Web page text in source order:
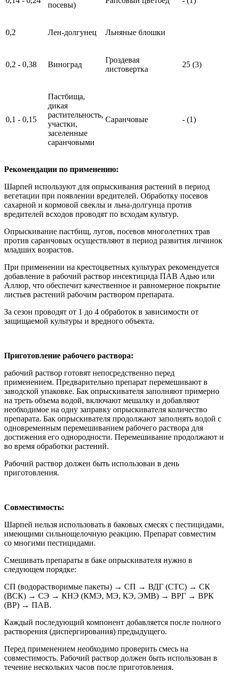
посевы)
0,2 Лен-долгунец Льняные блошки
0,2 - 0,38 Виноград
Гроздевая
листовертка
25 (3)
0,1 - 0,15
Пастбища,
дикая
растительность,
участки,
заселенные
саранчовыми
Саранчовые - (1)
Рекомендации по применению:
Шарпей используют для опрыскивания растений в период
вегетации при появлении вредителей. Обработку посевов
сахарной и кормовой свеклы и льна-долгунца против
вредителей всходов проводят по всходам культур.
Опрыскивание пастбищ, лугов, посевов многолетних трав
против саранчовых осуществляют в период развития личинок
младших возрастов.
При применении на крестоцветных культурах рекомендуется
добавление в рабочий раствор инсектицида ПАВ Адью или
Аллюр, что обеспечит качественное и равномерное покрытие
листьев растений рабочим раствором препарата.
За сезон проводят от 1 до 4 обработок в зависимости от
защищаемой культуры и вредного объекта.
Приготовление рабочего раствора:
рабочий раствор готовят непосредственно перед
применением. Предварительно препарат перемешивают в
заводской упаковке. Бак опрыскивателя заполняют примерно
на треть объема водой, включают мешалку и добавляют
необходимое на одну заправку опрыскивателя количество
препарата. Бак опрыскивателя продолжают заполнять водой с
одновременным перемешиванием рабочего раствора для
достижения его однородности. Перемешивание продолжают и
во время обработки растений.
Рабочий раствор должен быть использован в день
приготовления.
Совместимость:
Шарпей нельзя использовать в баковых смесях с пестицидами,
имеющими сильнощелочную реакцию. Препарат совместим
со многими пестицидами.
Смешивать препараты в баке опрыскивателя нужно в
следующем порядке:
СП (водорастворимые пакеты) → СП → ВДГ (СТС) → СК
(ВСК) → СЭ → КНЭ (КМЭ, МЭ, КЭ, ЭМВ) → ВРГ → ВРК
(ВР) → ПАВ.
Каждый последующий компонент добавляется после полного
растворения (диспергирования) предыдущего.
Перед применением необходимо проверить смесь на
совместимость. Рабочий раствор должен быть использован в
течение нескольких часов после приготовления.